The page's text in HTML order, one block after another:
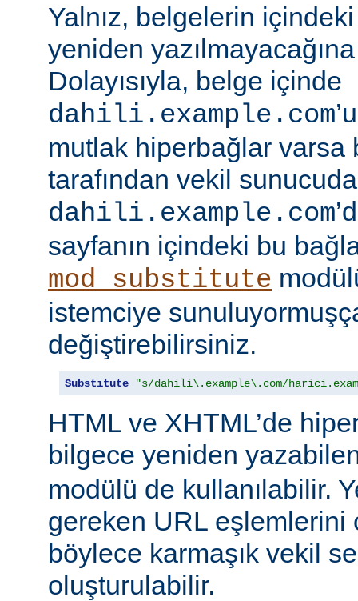
Yalnız, belgelerin
yeniden
Dolayısıyla, belge içinde
dahili.example.com
mutlak hiperbağlar varsa
tarafından vekil
dahili.example.com
sayfanın içindeki bu
mod_substitute
istemciye
değiştirebilirsiniz.
Substitute "s/dahili\.example\.com/
HTML ve XHTML’de
bilgece yeniden
modülü de kullanılabilir.
gereken URL eşlemlerini
böylece karmaşık vekil
oluşturulabilir.